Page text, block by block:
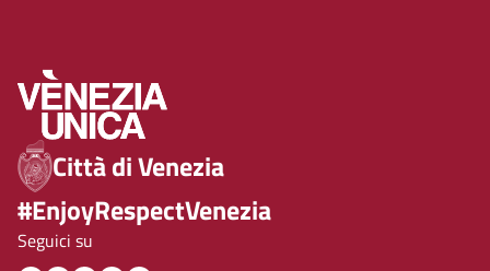
Città di Venezia
#EnjoyRespectVenezia
Seguici su